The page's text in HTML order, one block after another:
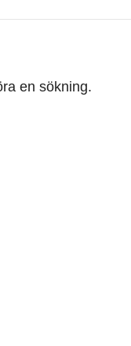
en sökning.